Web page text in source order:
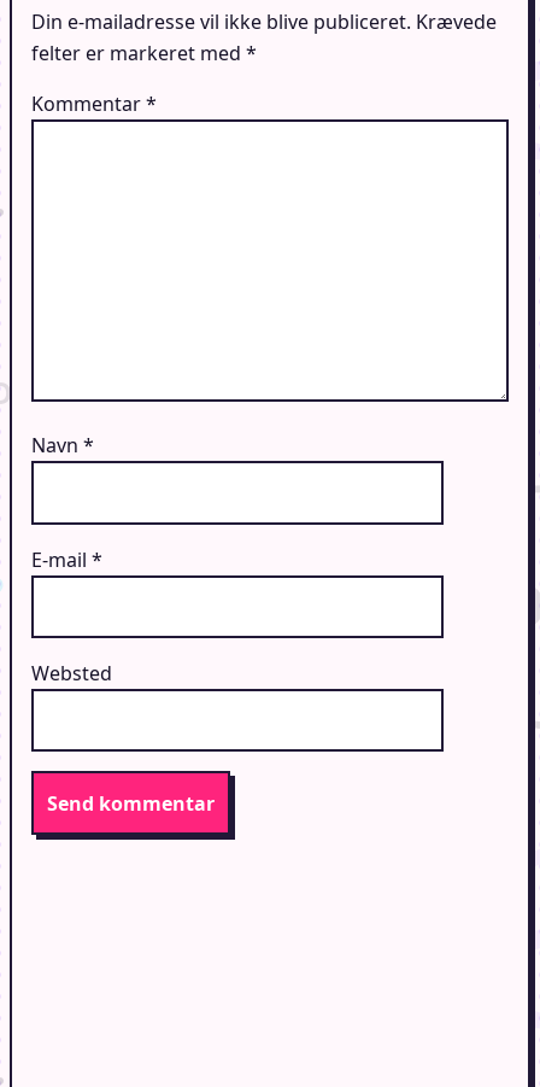
Din e-mailadresse vil ikke blive publiceret. Krævede
felter er markeret med *
Kommentar*
Navn *
E-mail *
Websted